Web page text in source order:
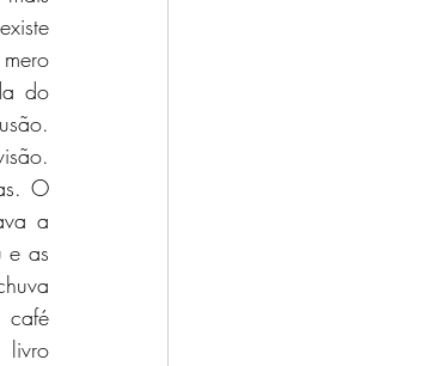
do
O
a
e as
café
livro